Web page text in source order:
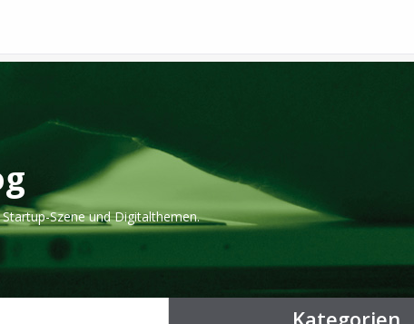
Szene und Digitalthemen.
Kategorien